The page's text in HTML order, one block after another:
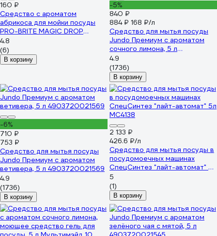
160 ₽
Средство с ароматом
абрикоса для мойки посуды
PRO-BRITE MAGIC DROP
Apricot 0.5 л 173-05
4.8
(6)
В корзину
-5%
840 ₽
884 ₽ 168 ₽/л
Средство для мытья посуды
Jundo Премиум с ароматом
сочного лимона, 5 л
4903720021552
4.9
(1736)
В корзину
-6%
710 ₽
753 ₽
Средство для мытья посуды
Jundo Премиум с ароматом
ветивера, 5 л 4903720021569
4.9
(1736)
В корзину
2 133 ₽
426.6 ₽/л
Средство для мытья посуды в
посудомоечных машинах
СпецСинтез "лайт-автомат" 5л
МС4138
5
(1)
В корзину